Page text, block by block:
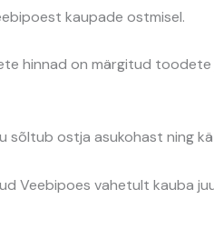
kaupade ostmisel.
hinnad on märgitud toodete
sõltub ostja asukohast ning
Veebipoes vahetult kauba